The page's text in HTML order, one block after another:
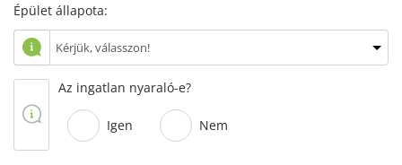
Épület állapota:
Az ingatlan nyaraló-e?
Igen Nem